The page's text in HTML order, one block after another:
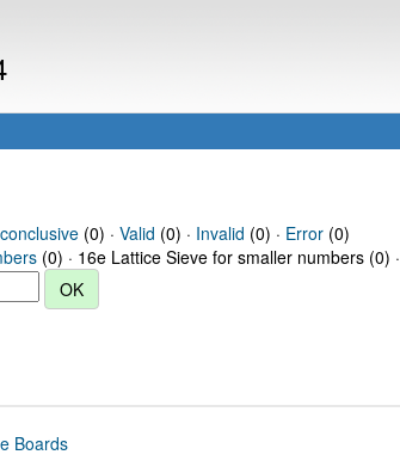
(0) · Valid (0) · Invalid (0) · Error(0)
(0) · 16e Lattice Sieve for smaller numbers (0) ·
Boards